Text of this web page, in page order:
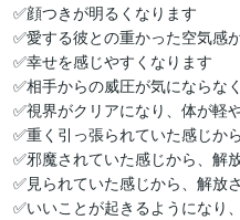
✅顔つきが明るくなります
✅愛する彼との重かった空気感
✅幸せを感じやすくなります
✅相手からの威圧が気にならな
✅視界がクリアになり、体が軽
✅重く引っ張られていた感じか
✅邪魔されていた感じから、解
✅見られていた感じから、解放
✅いいことが起きるようになり